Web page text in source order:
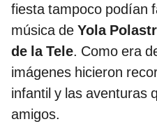
fiesta tampoco podían
música de Yola
de la Tele. Como era
imágenes hicieron
infantil y las aventuras
amigos.